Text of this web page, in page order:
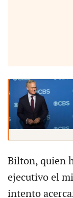
Bilton, quien
ejecutivo el
intento